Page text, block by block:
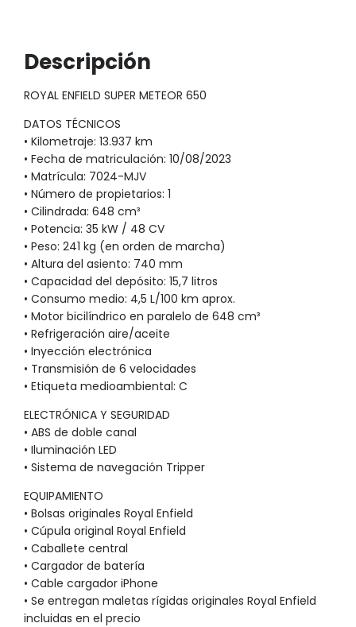
Descripción
ROYAL ENFIELD SUPER METEOR 650
DATOS TÉCNICOS
• Kilometraje: 13.937 km
• Fecha de matriculación: 10/08/2023
• Matrícula: 7024-MJV
• Número de propietarios: 1
• Cilindrada: 648 cm³
• Potencia: 35 kW / 48 CV
• Peso: 241 kg (en orden de marcha)
• Altura del asiento: 740 mm
• Capacidad del depósito: 15,7 litros
• Consumo medio: 4,5 L/100 km aprox.
• Motor bicilíndrico en paralelo de 648 cm³
• Refrigeración aire/aceite
• Inyección electrónica
• Transmisión de 6 velocidades
• Etiqueta medioambiental: C
ELECTRÓNICA Y SEGURIDAD
• ABS de doble canal
• Iluminación LED
• Sistema de navegación Tripper
EQUIPAMIENTO
• Bolsas originales Royal Enfield
• Cúpula original Royal Enfield
• Caballete central
• Cargador de batería
• Cable cargador iPhone
• Se entregan maletas rígidas originales Royal Enfield
incluidas en el precio